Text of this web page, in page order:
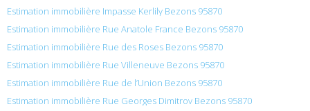
Estimation immobilière Impasse Kerlily Bezons 95870
Estimation immobilière Rue Anatole France Bezons 95870
Estimation immobilière Rue des Roses Bezons 95870
Estimation immobilière Rue Villeneuve Bezons 95870
Estimation immobilière Rue de l’Union Bezons 95870
Estimation immobilière Rue Georges Dimitrov Bezons 95870